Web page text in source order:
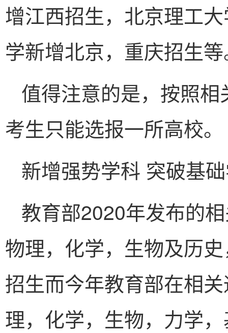
增江西招生，北京理工
学新增北京，重庆招生
值得注意的是，按照
考生只能选报一所高校。
新增强势学科 突破基
教育部2020年发布的
物理，化学，生物及历
招生而今年教育部在相
理，化学，生物，力学